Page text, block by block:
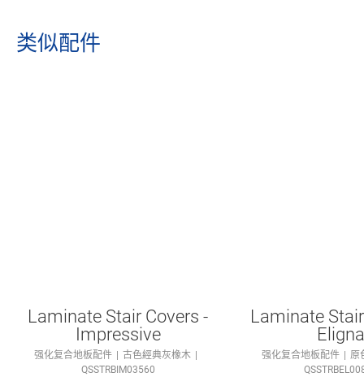
类似配件
Laminate Stair Covers -
Impressive
强化复合地板配件
古色經典灰橡木
QSSTRBIM03560
Laminate
Eligna
强化复合地板配件
原